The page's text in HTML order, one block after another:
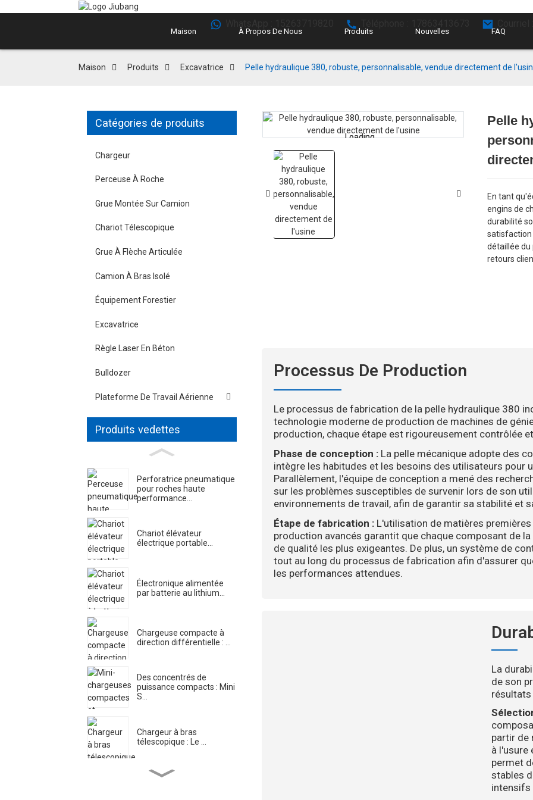
Maison À Propos De Nous Produits Nouvelles FAQ
Maison Produits Excavatrice Pelle hydraulique 380, robuste, personnalisable, vendue directement de
Catégories de produits
Chargeur
Perceuse À Roche
Grue Montée Sur Camion
Chariot Télescopique
Grue À Flèche Articulée
Camion À Bras Isolé
Équipement Forestier
Excavatrice
Règle Laser En Béton
Bulldozer
Plateforme De Travail Aérienne
Produits vedettes
Perforatrice pneumatique
pour roches haute
performance...
Chariot élévateur
électrique portable...
Électronique alimentée
par batterie au lithium...
Chargeuse compacte à
direction différentielle : ...
Des concentrés de
puissance compacts : Mini
S...
Chargeur à bras
télescopique : Le ...
Loading...
Loading...
Pelle
En tant
engins de
durabilité
satisfaction
détaillée du
retours
Processus De Production
Le processus de fabrication de la pelle hydraulique 380
technologie moderne de production de machines de
production, chaque étape est rigoureusement contrôlée
Phase de conception : La pelle mécanique adopte des
intègre les habitudes et les besoins des utilisateurs pour
Parallèlement, l'équipe de conception a mené des
sur les problèmes susceptibles de survenir lors de son
environnements de travail, afin de garantir sa stabilité et
Étape de fabrication : L'utilisation de matières
production avancés garantit que chaque composant de
de qualité les plus exigeantes. De plus, un système de
tout au long du processus de fabrication afin d'assurer
les performances attendues.
La
de son
partir de
à l'usure
permet
stables
intensifs